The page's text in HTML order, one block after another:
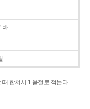
바
때 합쳐서 1 음절로 적는다.